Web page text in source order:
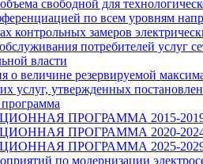
свободной для
по всем уровням
контрольных замеров
потребителей
власти
о величине резервируемой
услуг, утвержденных
ПРОГРАММА 2015-2019
ПРОГРАММА 2020-2024
ПРОГРАММА 2025-2029
по модернизации